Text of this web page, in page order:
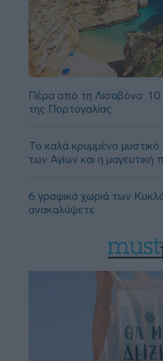
Πέρα από τη Λισαβόνα: 10
της Πορτογαλίας
Το καλά κρυμμένο
των Αγίων και η μαγευτική
6 γραφικά χωριά των
ανακαλύψετε